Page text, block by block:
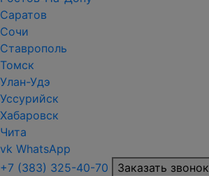
Саратов
Сочи
Ставрополь
Томск
Улан-Удэ
Уссурийск
Хабаровск
Чита
vk WhatsApp
+7 (383) 325-40-70
Заказать звонок